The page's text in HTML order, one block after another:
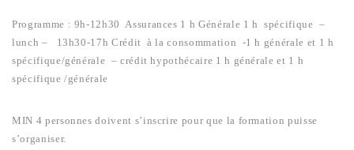
Programme : 9h-12h30 Assurances 1 h Générale 1 h spécifique –
lunch – 13h30-17h Crédit à la consommation -1 h générale et 1 h
spécifique/générale – crédit hypothécaire 1 h générale et 1 h
spécifique /générale
MIN 4 personnes doivent s’inscrire pour que la formation puisse
s’organiser.